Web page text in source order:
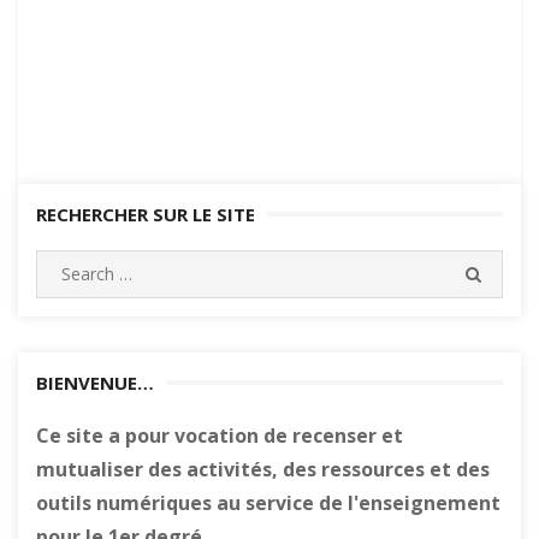
RECHERCHER SUR LE SITE
Search
for:
BIENVENUE…
Ce site a pour vocation de recenser et
mutualiser des activités, des ressources et des
outils numériques au service de l'enseignement